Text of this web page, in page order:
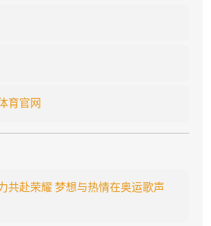
育官网
共赴荣耀 梦想与热情在奥运歌声